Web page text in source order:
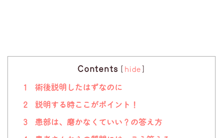
Contents [ hide ]
1
術後説明したはずなのに
2
説明する時ここがポイント！
3
患部は、磨かなくていい？の答え方